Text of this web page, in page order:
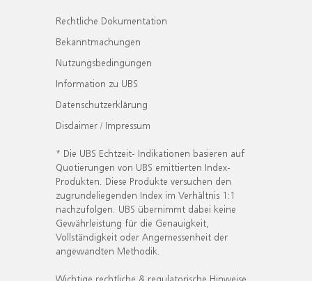
Rechtliche Dokumentation
Bekanntmachungen
Nutzungsbedingungen
Information zu UBS
Datenschutzerklärung
Disclaimer / Impressum
* Die UBS Echtzeit- Indikationen basieren auf
Quotierungen von UBS emittierten Index-
Produkten. Diese Produkte versuchen den
zugrundeliegenden Index im Verhältnis 1:1
nachzufolgen. UBS übernimmt dabei keine
Gewährleistung für die Genauigkeit,
Vollständigkeit oder Angemessenheit der
angewandten Methodik.